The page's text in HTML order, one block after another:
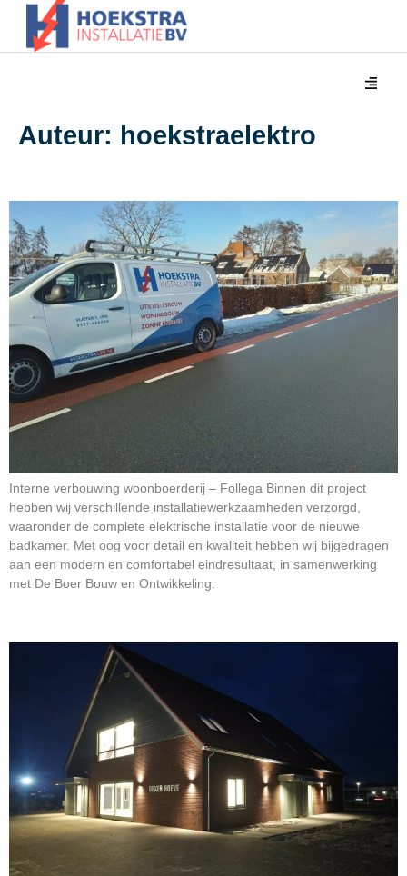
Auteur: hoekstraelektro
Interne verbouwing woonboerderij – Follega Binnen dit project
hebben wij verschillende installatiewerkzaamheden verzorgd,
waaronder de complete elektrische installatie voor de nieuwe
badkamer. Met oog voor detail en kwaliteit hebben wij bijgedragen
aan een modern en comfortabel eindresultaat, in samenwerking
met De Boer Bouw en Ontwikkeling.